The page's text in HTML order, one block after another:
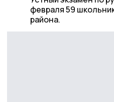
февраля 59
района.